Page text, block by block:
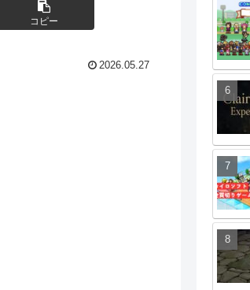
コピー
2026.05.27